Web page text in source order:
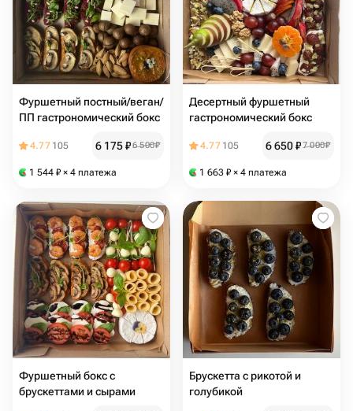
Фуршетный постный/веган/
ПП гастрономический бокс
4.77 105 6 175₽6 500₽
1 544 ₽ × 4 платежа
Десертный фуршетный
гастрономический бокс
4.77 105 6 650₽7 000₽
1 663 ₽ × 4 платежа
Фуршетный бокс с
брускеттами и сырами
Брускетта с рикотой и
голубикой